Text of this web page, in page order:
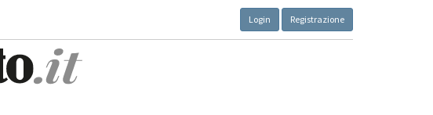
Login Registrazione